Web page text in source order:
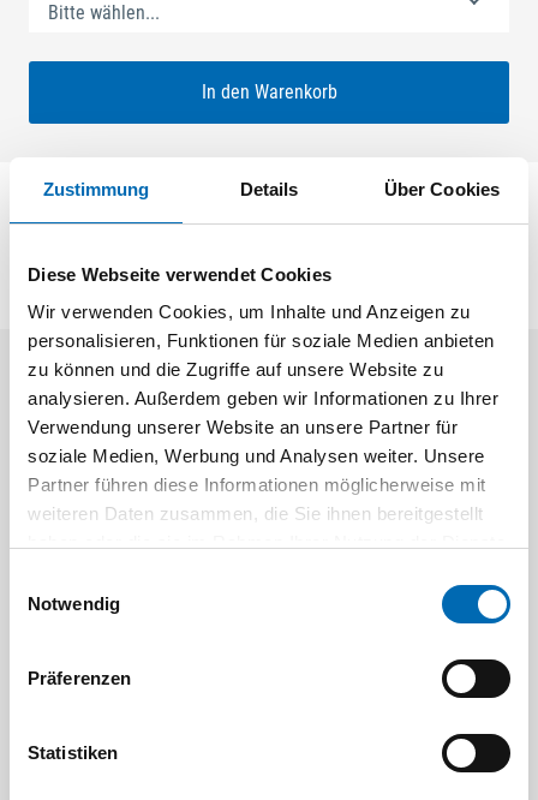
Zustimmung Details Über Cookies
Diese Webseite verwendet Cookies
Wir verwenden Cookies, um Inhalte und Anzeigen zu
personalisieren, Funktionen für soziale Medien anbieten
zu können und die Zugriffe auf unsere Website zu
analysieren. Außerdem geben wir Informationen zu Ihrer
Verwendung unserer Website an unsere Partner für
soziale Medien, Werbung und Analysen weiter. Unsere
Partner führen diese Informationen möglicherweise mit
weiteren Daten zusammen, die Sie ihnen bereitgestellt
Notwendig
Präferenzen
Statistiken
Bitte wählen...
In den Warenkorb
Falzschere 27 A
Kunden kauften auch